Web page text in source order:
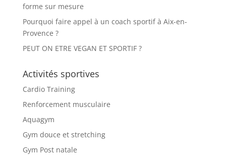
forme sur mesure
Pourquoi faire appel à un coach sportif à Aix-en-
Provence ?
PEUT ON ETRE VEGAN ET SPORTIF ?
Activités sportives
Cardio Training
Renforcement musculaire
Aquagym
Gym douce et stretching
Gym Post natale